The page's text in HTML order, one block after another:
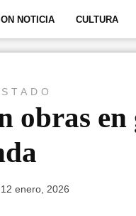
NOTICIA CULTURA
obras en
12 enero, 2026